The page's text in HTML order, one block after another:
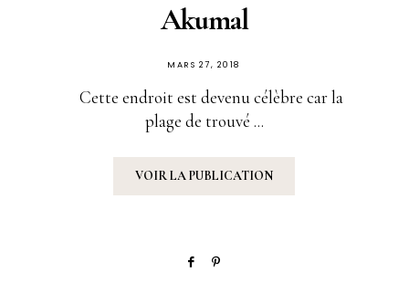
Akumal
PUBLIÉ
MARS 27, 2018
Cette endroit est devenu célèbre car la
plage de trouvé ...
VOIR LA PUBLICATION